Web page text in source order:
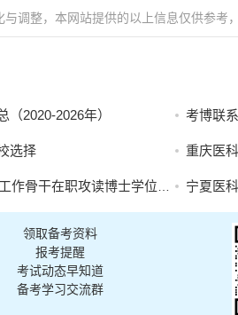
调整，本网站提供的以上信息仅供参考
2020-2026年） 考博联
选择 重庆医科大
博士学位研究生招生补充报名的通知 宁夏医科
领取备考资料
报考提醒
考试动态早知道
备考学习交流群